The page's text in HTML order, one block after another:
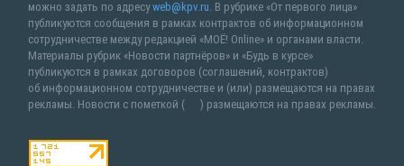
можно задать по адресуweb@kpv.ru . В рубрике «От первого лица»
публикуются сообщения в рамках контрактов об информационном
сотрудничестве между редакцией «МОЁ! Online» и органами власти.
Материалы рубрик «Новости партнёров» и «Будь в курсе»
публикуются в рамках договоров (соглашений, контрактов)
об информационном сотрудничестве и (или) размещаются на правах
рекламы. Новости с пометкой (
) размещаются на правах рекламы.